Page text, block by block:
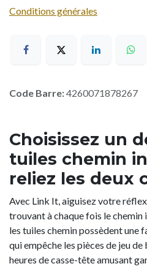
Conditions générales
Code Barre:4260071878267
Choisissez un
tuiles chemin
reliez les deux
Avec Link It, aiguisez votre
trouvant à chaque fois le
les tuiles chemin possèdent une
qui empêche les pièces de jeu
heures de casse-tête amusant